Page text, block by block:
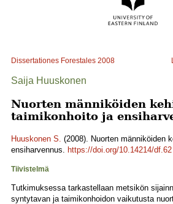
Dissertationes Forestales 2008
Saija Huuskonen
Nuorten männiköiden
taimikonhoito ja
Huuskonen S. (2008). Nuorten männiköiden
ensiharvennus. https://doi.org/10.14214/df.62
Tiivistelmä
Tutkimuksessa tarkastellaan metsikön
syntytavan ja taimikonhoidon vaikutusta